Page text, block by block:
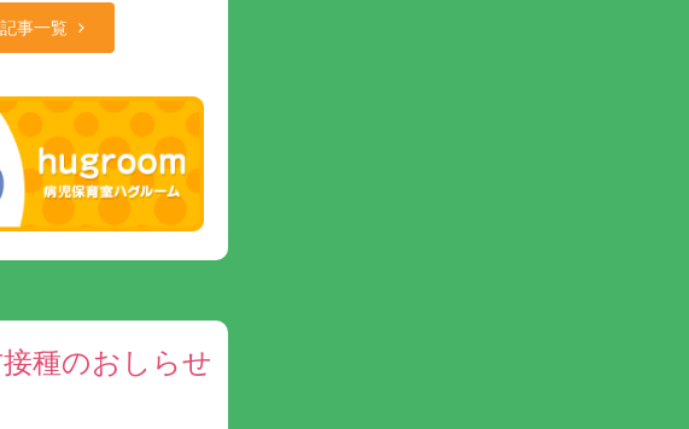
記事一覧
種のおしらせ